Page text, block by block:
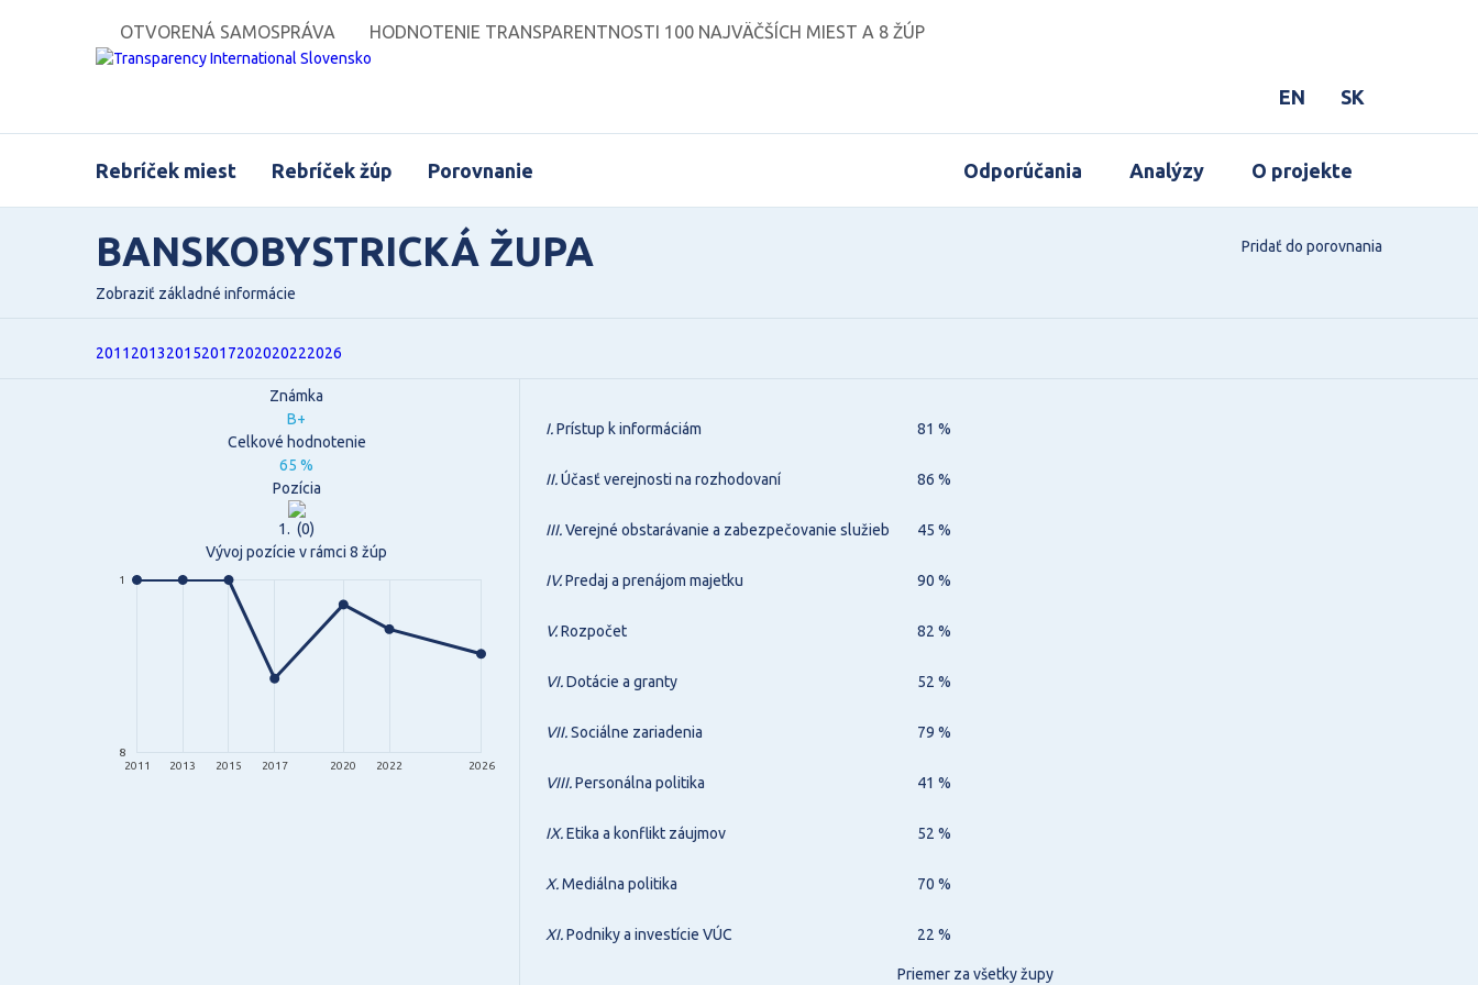
OTVORENÁ SAMOSPRÁVA HODNOTENIE TRANSPARENTNOSTI 100 NAJVÄČŠÍCH MIEST A 8 ŽÚP
SK
EN
O projekte
Rebríček miest Analýzy
Rebríček žúp Odporúčania
Porovnanie
BANSKOBYSTRICKÁ ŽUPA Pridať do porovnania
Zobraziť základné informácie
2011 201320152017202020222026
Známka
B+
Celkové hodnotenie
65 %
Pozícia
1. (0)
Vývoj pozície v rámci 8 žúp
2011 2013 2015 2017 2020 2022 2026
1
8
I.Prístup k informáciám 81 %
II.Účasť verejnosti na rozhodovaní 86 %
III.Verejné obstarávanie a zabezpečovanie služieb 45 %
IV.Predaj a prenájom majetku 90 %
V.Rozpočet 82 %
VI.Dotácie a granty 52 %
VII.Sociálne zariadenia 79 %
VIII.Personálna politika 41 %
IX.Etika a konflikt záujmov 52 %
X.Mediálna politika 70 %
XI.Podniky a investície VÚC 22 %
Priemer za všetky župy